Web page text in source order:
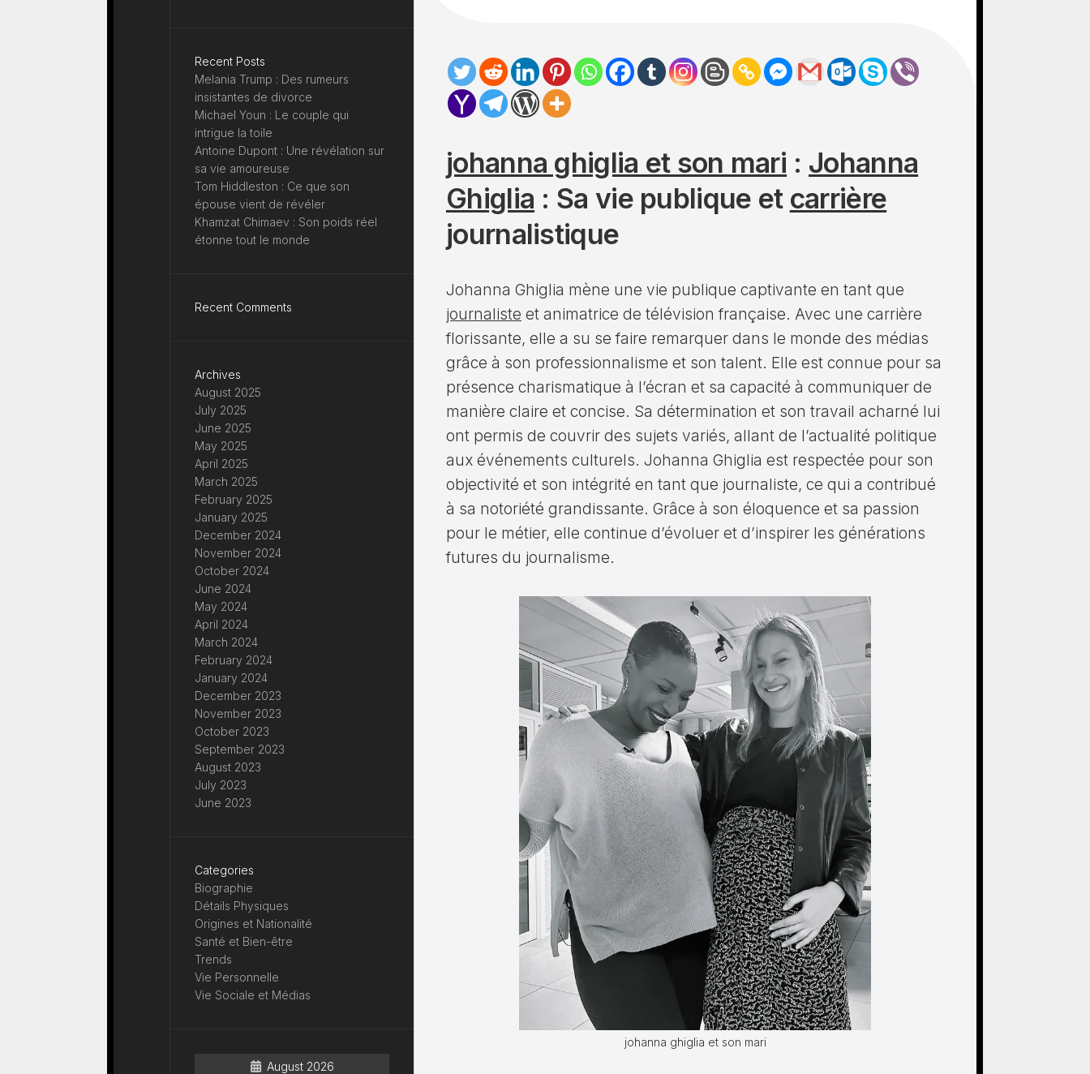
johanna ghiglia et son mari : Johanna
Ghiglia : Sa vie publique et carrière
journalistique
Johanna Ghiglia mène une vie publique captivante en tant que
journaliste et animatrice de télévision française. Avec une carrière
florissante, elle a su se faire remarquer dans le monde des médias
grâce à son professionnalisme et son talent. Elle est connue pour sa
présence charismatique à l’écran et sa capacité à communiquer de
manière claire et concise. Sa détermination et son travail acharné lui
ont permis de couvrir des sujets variés, allant de l’actualité politique
aux événements culturels. Johanna Ghiglia est respectée pour son
objectivité et son intégrité en tant que journaliste, ce qui a contribué
à sa notoriété grandissante. Grâce à son éloquence et sa passion
pour le métier, elle continue d’évoluer et d’inspirer les générations
futures du journalisme.
johanna ghiglia et son mari
Recent Posts
Melania Trump : Des rumeurs
insistantes de divorce
Michael Youn : Le couple qui
intrigue la toile
Antoine Dupont : Une révélation sur
sa vie amoureuse
Tom Hiddleston : Ce que son
épouse vient de révéler
Khamzat Chimaev : Son poids réel
étonne tout le monde
Recent Comments
Archives
August 2025
July 2025
June 2025
May 2025
April 2025
March 2025
February 2025
January 2025
December 2024
November 2024
October 2024
June 2024
May 2024
April 2024
March 2024
February 2024
January 2024
December 2023
November 2023
October 2023
September 2023
August 2023
July 2023
June 2023
Categories
Biographie
Détails Physiques
Origines et Nationalité
Santé et Bien-être
Trends
Vie Personnelle
Vie Sociale et Médias
August 2026